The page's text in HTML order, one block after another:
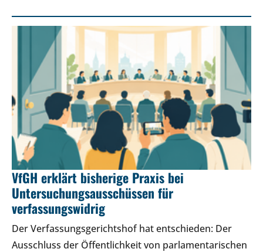
VfGH erklärt bisherige Praxis bei
Untersuchungsausschüssen für
verfassungswidrig
Der Verfassungsgerichtshof hat entschieden: Der
Ausschluss der Öffentlichkeit von parlamentarischen